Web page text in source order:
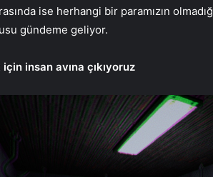
ise herhangi bir paramızın
gündeme geliyor.
insan avına çıkıyoruz